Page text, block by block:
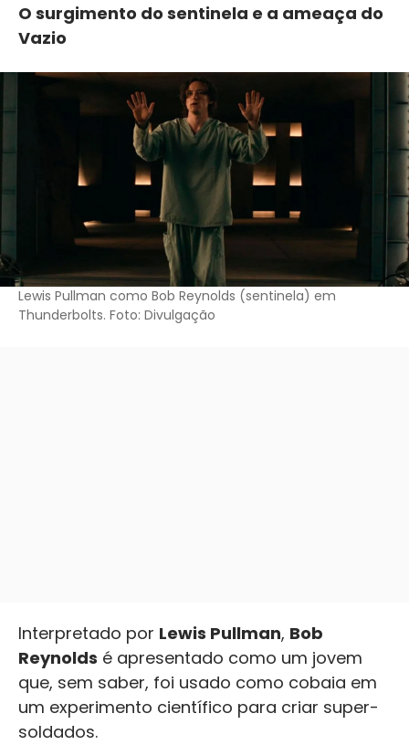
O surgimento do sentinela e a ameaça do
Vazio
Lewis Pullman como Bob Reynolds (sentinela) em
Thunderbolts. Foto: Divulgação
Interpretado por Lewis Pullman, Bob
Reynolds é apresentado como um jovem
que, sem saber, foi usado como cobaia em
um experimento científico para criar super-
soldados.